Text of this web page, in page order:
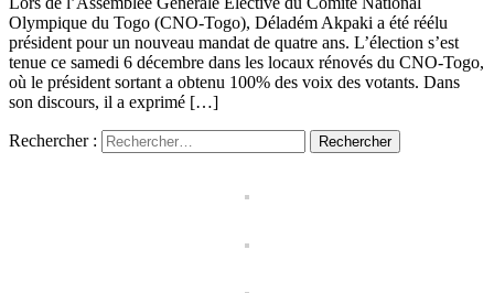
Olympique du Togo (CNO-Togo), Déladém Akpaki a été réélu
président pour un nouveau mandat de quatre ans. L’élection s’est
tenue ce samedi 6 décembre dans les locaux rénovés du CNO-Togo,
où le président sortant a obtenu 100% des voix des votants. Dans
son discours, il a exprimé […]
Rechercher :